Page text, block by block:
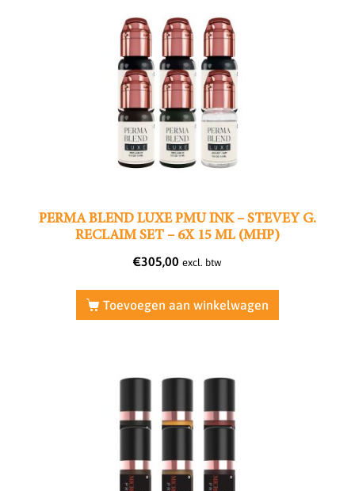
PERMA BLEND LUXE PMU INK – STEVEY G.
RECLAIM SET – 6X 15 ML (MHP)
€305,00 excl. btw
Toevoegen aan winkelwagen